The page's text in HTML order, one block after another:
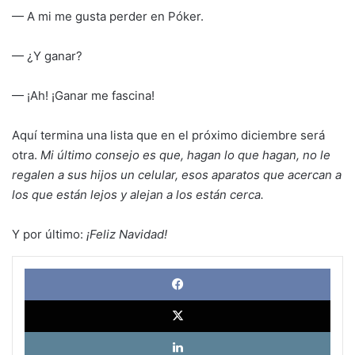
— A mi me gusta perder en Póker.
— ¿Y ganar?
— ¡Ah! ¡Ganar me fascina!
Aquí termina una lista que en el próximo diciembre será
otra. Mi último consejo es que, hagan lo que hagan, no le
regalen a sus hijos un celular, esos aparatos que acercan a
los que están lejos y alejan a los están cerca.
Y por último: ¡Feliz Navidad!
X